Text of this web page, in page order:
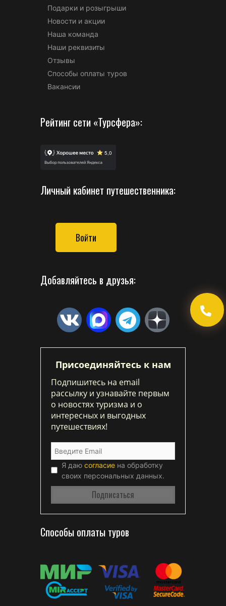
Подарки и розыгрыши
Новости и акции
Наша команда
Наши реквизиты
Отзывы
Способы оплаты туров
Вакансии
Рейтинг сети «Турсфера»:
Личный кабинет путешественника:
Войти
Добавляйтесь в друзья:
Присоединяйтесь к нам
Подпишитесь на email
рассылку и узнавайте первым
о новостях туризма и о
интересных и выгодных
путешествиях!
Я даю согласие на обработку
своих персональных данных.
Способы оплаты туров